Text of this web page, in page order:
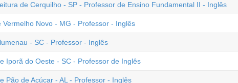
de Cerquilho - SP - Professor de Ensino Fundamental II - Inglês
Novo - MG - Professor - Inglês
- SC - Professor - Inglês
Iporã do Oeste - SC - Professor de Inglês
Pão de Açúcar - AL - Professor - Inglês